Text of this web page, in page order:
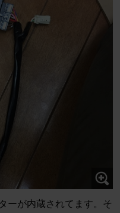
ーが内蔵されてます。そ